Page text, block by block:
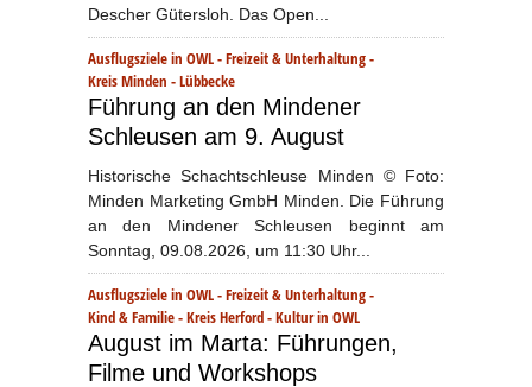
Descher Gütersloh. Das Open...
Ausflugsziele in OWL-Freizeit & Unterhaltung-
Kreis Minden - Lübbecke
Führung an den Mindener
Schleusen am 9. August
Historische Schachtschleuse Minden © Foto:
Minden Marketing GmbH Minden. Die Führung
an den Mindener Schleusen beginnt am
Sonntag, 09.08.2026, um 11:30 Uhr...
Ausflugsziele in OWL-Freizeit & Unterhaltung-
Kind & Familie-Kreis Herford-Kultur in OWL
August im Marta: Führungen,
Filme und Workshops